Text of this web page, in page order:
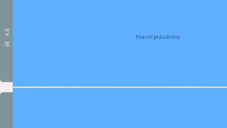
út
4.8.
hlavní prázdniny